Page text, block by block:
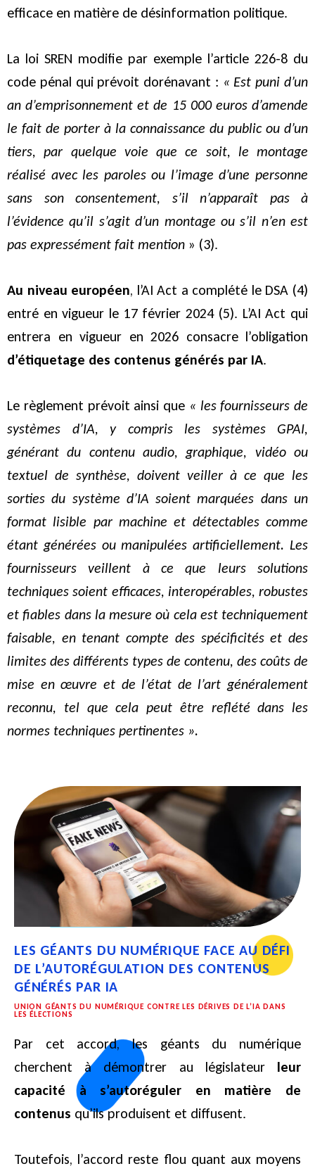
efficace en matière de désinformation politique.
La loi SREN modifie par exemple l’article 226-8 du
code pénal qui prévoit dorénavant : « Est puni d’un
an d’emprisonnement et de 15 000 euros d’amende
le fait de porter à la connaissance du public ou d’un
tiers, par quelque voie que ce soit, le montage
réalisé avec les paroles ou l’image d’une personne
sans son consentement, s’il n’apparaît pas à
l’évidence qu’il s’agit d’un montage ou s’il n’en est
pas expressément fait mention » (3).
Au niveau européen, l’AI Act a complété le DSA (4)
entré en vigueur le 17 février 2024 (5). L’AI Act qui
entrera en vigueur en 2026 consacre l’obligation
d’étiquetage des contenus générés par IA.
Le règlement prévoit ainsi que « les fournisseurs de
systèmes d’IA, y compris les systèmes GPAI,
générant du contenu audio, graphique, vidéo ou
textuel de synthèse, doivent veiller à ce que les
sorties du système d’IA soient marquées dans un
format lisible par machine et détectables comme
étant générées ou manipulées artificiellement. Les
fournisseurs veillent à ce que leurs solutions
techniques soient efficaces, interopérables, robustes
et fiables dans la mesure où cela est techniquement
faisable, en tenant compte des spécificités et des
limites des différents types de contenu, des coûts de
mise en œuvre et de l’état de l’art généralement
reconnu, tel que cela peut être reflété dans les
normes techniques pertinentes ».
LES GÉANTS DU NUMÉRIQUE FACE AU DÉFI
DE L’AUTORÉGULATION DES CONTENUS
GÉNÉRÉS PAR IA
UNION GÉANTS DU NUMÉRIQUE CONTRE LES DÉRIVES DE L’IA DANS
LES ÉLECTIONS
Par cet accord, les géants du numérique
cherchent à démontrer au législateurleur
capacité à s’autoréguler en matière de
contenus qu’ils produisent et diffusent.
Toutefois, l’accord reste flou quant aux moyens